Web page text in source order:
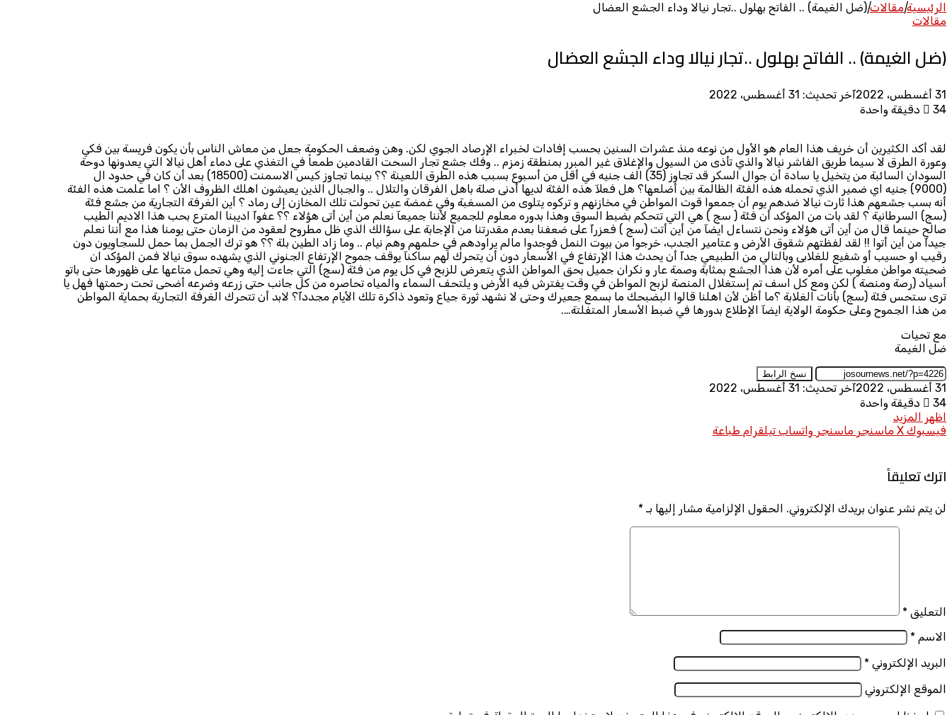
الرئيسية|مقالات|(ضل الغيمة) .. الفاتح بهلول ..تجار نيالا وداء الجشع العضال
مقالات
(ضل الغيمة) .. الفاتح بهلول ..تجار نيالا وداء الجشع العضال
31 أغسطس، 2022
آخر تحديث: 31 أغسطس، 2022
34
دقيقة واحدة
لقد أكد الكثيرين أن خريف هذا العام هو الأول من نوعه منذ عشرات السنين بحسب إفادات لخبراء الإرصاد الجوي لكن. وهن وضعف الحكومة جعل من معاش الناس بأن يكون فريسة بين فكي
وعورة الطرق لا سيما طريق الفاشر نيالا والذي تأذى من السيول والإغلاق غير المبرر بمنطقة زمزم .. وفك جشع تجار السحت القادمين طمعاً في التغذي على دماء أهل نيالا التي يعدونها دوحة
السودان السائبة من يتخيل يا سادة أن جوال السكر قد تجاوز (35) الف جنيه في أقل من أسبوع بسبب هذه الطرق اللعينة ؟؟ بينما تجاوز كيس الاسمنت (18500) بعد أن كان في حدود ال
(9000) جنيه اي ضمير الذي تحمله هذه الفئة الظالمة بين أضلعها؟ هل فعلآ هذه الفئة لديها أدنى صلة باهل الفرقان والتلال .. والجبال الذين يعيشون اهلك الظروف الأن ؟ اما علمت هذه الفئة
أنه بسب جشعهم هذا ثارت نيالا ضدهم يوم أن جمعوا قوت المواطن في مخازنهم و تركوه يتلوى من المسغبة وفي غمضة عين تحولت تلك المخازن إلى رماد ؟ أين الغرفة التجارية من جشع فئة
(سج) السرطانية ؟ لقد بات من المؤكد أن فئة ( سج ) هي التي تتحكم بضبط السوق وهذا بدوره معلوم للجميع لأننا جميعآ نعلم من أين أتى هؤلاء ؟؟ عفوآ اديبنا المترع بحب هذا الاديم الطيب
صالح حينما قال من أين أتى هؤلاء ونحن نتساءل ايضآ من أين أتت (سج ) فعزرآ على ضعفنا بعدم مقدرتنا من الإجابة على سؤالك الذي ظل مطروح لعقود من الزمان حتى يومنا هذا مع أننا نعلم
جيدآ من أين أتوا !! لقد لفظتهم شقوق الأرض و عتامير الجدب، خرجوا من بيوت النمل فوجدوا مالم يراودهم في حلمهم وهم نيام .. وما زاد الطين بلة ؟؟ هو ترك الجمل بما حمل للسجاويون دون
رقيب او حسيب أو شفيع للغلابى وبالتالي من الطبيعي جدآ أن يحدث هذا الإرتفاع في الأسعار دون أن يتحرك لهم ساكنآ يوقف جموح الإرتفاع الجنوني الذي يشهده سوق نيالا فمن المؤكد ان
ضحيته مواطن مغلوب على أمره لأن هذا الجشع بمثابة وصمة عار و نكران جميل بحق المواطن الذي يتعرض للزبح في كل يوم من فئة (سج) التي جاءت إليه وهي تحمل متاعها على ظهورها حتى باتو
أسياد (رصة ومنصة ) لكن ومع كل اسف تم إستغلال المنصة لزبح المواطن في وقت يفترش فيه الأرض و يلتحف السماء والمياه تحاصره من كل جانب حتى زرعه وضرعه أضحى تحت رحمتها فهل يا
ترى ستحس فئة (سج) بأنات الغلابة ؟ما أظن لأن اهلنا قالوا البضبحك ما بسمع جعيرك وحتى لا نشهد ثورة جياع وتعود ذاكرة تلك الأيام مجددآ؟ لابد أن تتحرك الغرفة التجارية بحماية المواطن
من هذا الجموح وعلى حكومة الولاية ايضآ الإطلاع بدورها في ضبط الأسعار المتفلتة….
مع تحيات
ضل الغيمة
نسخ الرابط
31 أغسطس، 2022
آخر تحديث: 31 أغسطس، 2022
34
دقيقة واحدة
اظهر المزيد
فيسبوك X ماسنجر ماسنجر واتساب تيلقرام طباعة
اترك تعليقاً
لن يتم نشر عنوان بريدك الإلكتروني. الحقول الإلزامية مشار إليها بـ *
التعليق *
الاسم *
البريد الإلكتروني *
الموقع الإلكتروني